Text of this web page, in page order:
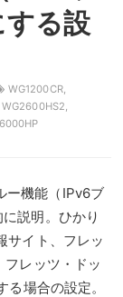
する設
WG1200CR,
WG2600HS2,
ー機能（IPv6ブ
説明。ひかり
サイト、フレッ
レッツ・ドッ
場合の設定。